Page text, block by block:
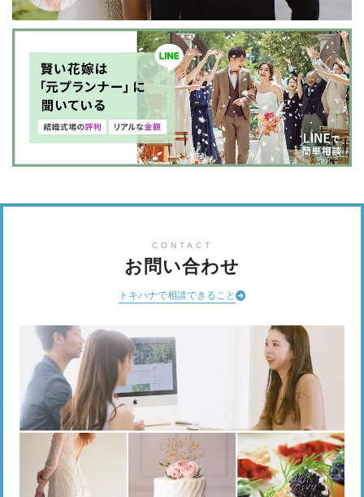
CONTACT
お問い合わせ
トキハナで相談できること